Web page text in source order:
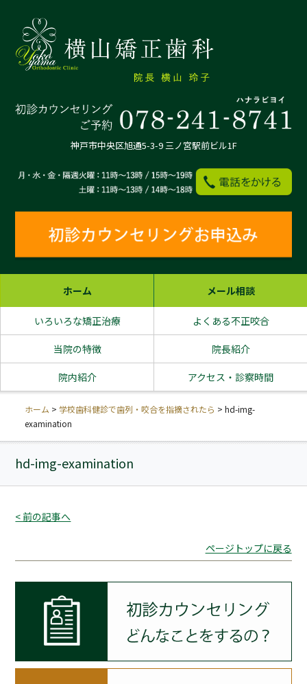
神戸市中央区旭通5-3-9 三ノ宮駅前ビル1F
ホーム メール相談
いろいろな矯正治療 よくある不正咬合
当院の特徴 院長紹介
院内紹介 アクセス・診察時間
ホーム > 学校歯科健診で歯列・咬合を指摘されたら > hd-img-
examination
hd-img-examination
< 前の記事へ
ページトップに戻る